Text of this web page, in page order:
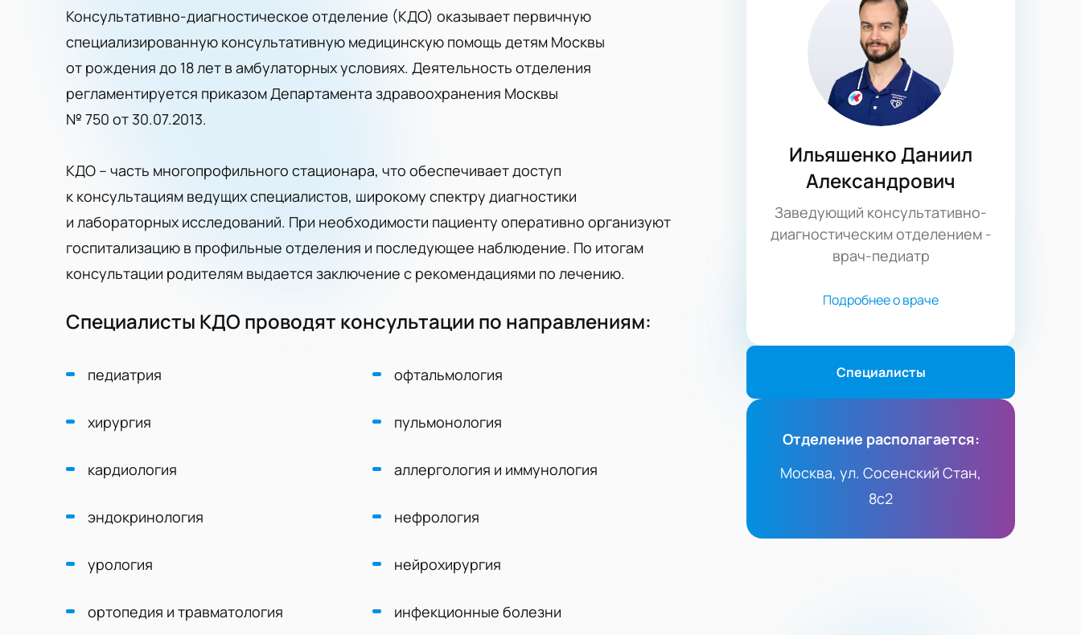
Консультативно-диагностическое отделение (КДО) оказывает первичную
специализированную консультативную медицинскую помощь детям Москвы
от рождения до 18 лет в амбулаторных условиях. Деятельность отделения
регламентируется приказом Департамента здравоохранения Москвы
№ 750 от 30.07.2013.
КДО – часть многопрофильного стационара, что обеспечивает доступ
к консультациям ведущих специалистов, широкому спектру диагностики
и лабораторных исследований. При необходимости пациенту оперативно организуют
госпитализацию в профильные отделения и последующее наблюдение. По итогам
консультации родителям выдается заключение с рекомендациями по лечению.
Специалисты КДО проводят консультации по направлениям:
педиатрия
хирургия
кардиология
эндокринология
урология
ортопедия и травматология
офтальмология
пульмонология
аллергология и иммунология
нефрология
нейрохирургия
инфекционные болезни
Ильяшенко Даниил
Александрович
Заведующий консультативно-
диагностическим отделением -
врач-педиатр
Подробнее о враче
Специалисты
Отделение располагается:
Москва, ул. Сосенский Стан,
8с2